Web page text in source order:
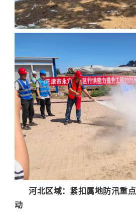
河北区域：紧扣属地防汛重
动